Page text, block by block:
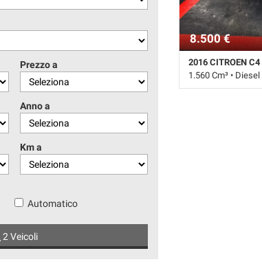
Prezzo a
Anno a
Km a
Automatico
2 Veicoli
8.500 €
2016 CITROEN
1.560 Cm³ • Diesel